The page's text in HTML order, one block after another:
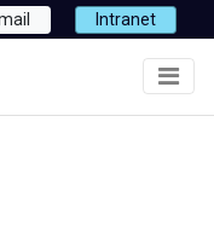
Intranet